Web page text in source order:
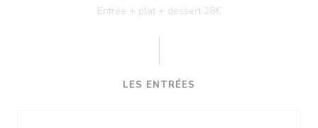
Entrée + plat + dessert 28€
LES ENTRÉES